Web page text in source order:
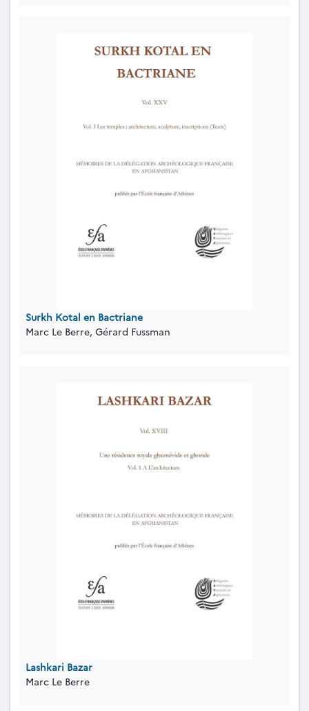
Surkh Kotal en Bactriane
Marc Le Berre, Gérard Fussman
Lashkari Bazar
Marc Le Berre